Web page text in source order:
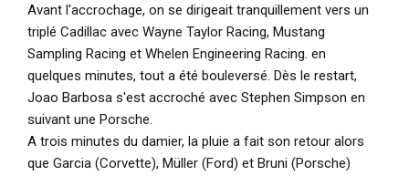
Avant l'accrochage, on se dirigeait tranquillement vers un
triplé Cadillac avec Wayne Taylor Racing, Mustang
Sampling Racing et Whelen Engineering Racing. en
quelques minutes, tout a été bouleversé. Dès le restart,
Joao Barbosa s'est accroché avec Stephen Simpson en
suivant une Porsche.
A trois minutes du damier, la pluie a fait son retour alors
que Garcia (Corvette), Müller (Ford) et Bruni (Porsche)